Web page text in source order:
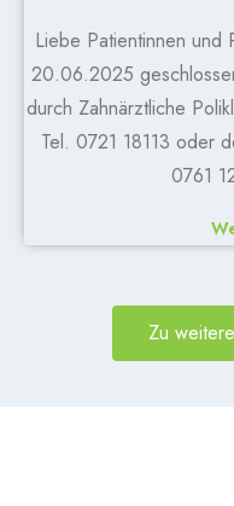
Liebe Patientinnen und
20.06.2025
durch Zahnärztliche
Tel. 0721 18113 oder
0761
Zu